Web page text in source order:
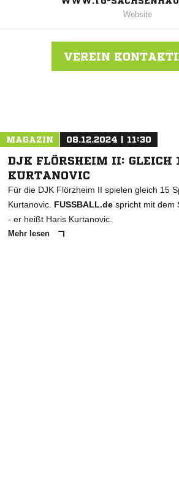
Website
VEREIN
MAGAZIN 08.12.2024 | 11:30
DJK FLÖRSHEIM II: GLEICH
KURTANOVIC
Für die DJK Flörzheim II spielen gleich 15
Kurtanovic. FUSSBALL.de spricht mit dem
- er heißt Haris Kurtanovic.
Mehr lesen